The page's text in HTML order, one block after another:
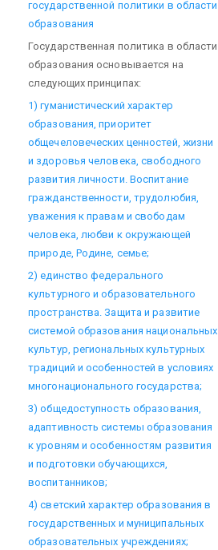
государственной политики в области
образования
Государственная политика в области
образования основывается на
следующих принципах:
1) гуманистический характер
образования, приоритет
общечеловеческих ценностей, жизни
и здоровья человека, свободного
развития личности. Воспитание
гражданственности, трудолюбия,
уважения к правам и свободам
человека, любви к окружающей
природе, Родине, семье;
2) единство федерального
культурного и образовательного
пространства. Защита и развитие
системой образования национальных
культур, региональных культурных
традиций и особенностей в условиях
многонационального государства;
3) общедоступность образования,
адаптивность системы образования
к уровням и особенностям развития
и подготовки обучающихся,
воспитанников;
4) светский характер образования в
государственных и муниципальных
образовательных учреждениях;